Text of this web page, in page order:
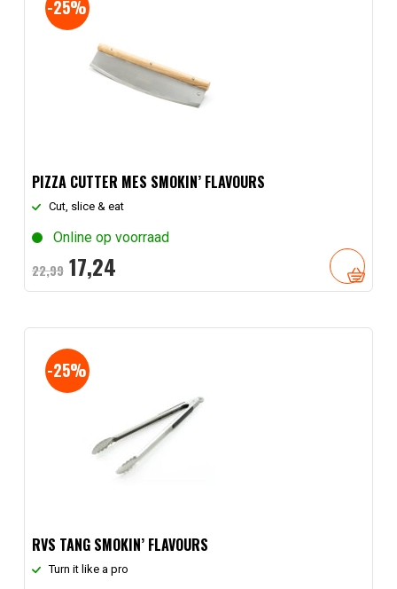
-25%
PIZZA CUTTER MES SMOKIN’ FLAVOURS
Cut, slice & eat
Online op voorraad
22,99 Oorspronkelijke
prijs
was:
22,
17,24Huidige
prijs
is:
-25%
RVS TANG SMOKIN’ FLAVOURS
Turn it like a pro